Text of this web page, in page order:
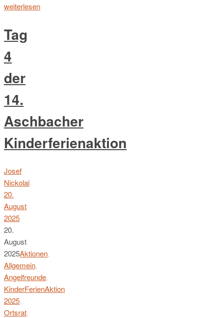
weiterlesen
Tag
4
der
14.
Aschbacher
Kinderferienaktion
Josef
Nickolai
20.
August
2025
20.
August
2025Aktionen,
Allgemein,
Angelfreunde,
KinderFerienAktion
2025,
Ortsrat,